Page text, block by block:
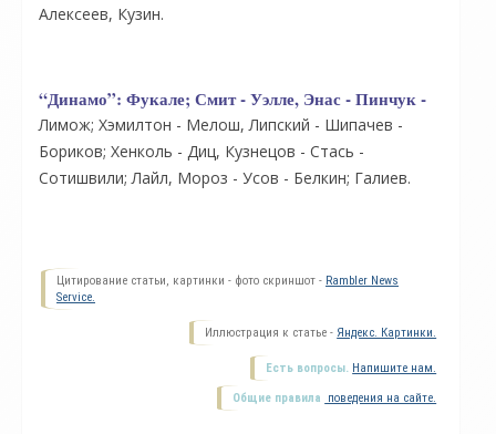
Алексеев, Кузин.
“Динамо”: Фукале; Смит - Уэлле, Энас - Пинчук -
Лимож; Хэмилтон - Мелош, Липский - Шипачев -
Бориков; Хенколь - Диц, Кузнецов - Стась -
Сотишвили; Лайл, Мороз - Усов - Белкин; Галиев.
Цитирование статьи, картинки - фото скриншот - Rambler News
Service.
Иллюстрация к статье - Яндекс. Картинки.
Есть вопросы. Напишите нам.
Общие правила поведения на сайте.